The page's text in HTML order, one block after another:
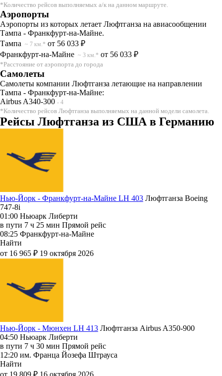
*Количество рейсов выполняемых а/к на данном маршруте.
Аэропорты
Аэропорты из которых летает Люфтганза на авиасообщении
Тампа - Франкфурт-на-Майне.
Тампа ~ 7 км.* от 56 033 ₽
Франкфурт-на-Майне ~ 3 км.* от 56 033 ₽
*Расстояние от аэропорта до города
Самолеты
Самолеты компании Люфтганза летающие на направлении
Тампа - Франкфурт-на-Майне:
Airbus A340-300 - 4
*Количество рейсов Люфтганза выполняемых на данной модели самолета.
Рейсы Люфтганза из США в Германию
Нью-Йорк - Франкфурт-на-Майне LH 403 Люфтганза Boeing
747-8i
01:00 Ньюарк Либерти
в пути 7 ч 25 мин Прямой рейс
08:25 Франкфурт-на-Майне
Найти
от 16 965 ₽ 19 октября 2026
Нью-Йорк - Мюнхен LH 413 Люфтганза Airbus A350-900
04:50 Ньюарк Либерти
в пути 7 ч 30 мин Прямой рейс
12:20 им. Франца Йозефа Штрауса
Найти
от 19 809 ₽ 16 октября 2026